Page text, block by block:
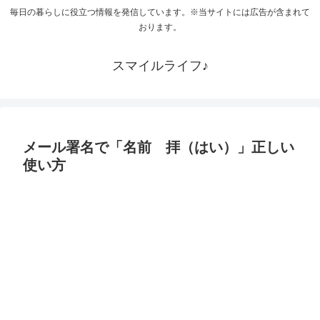
毎日の暮らしに役立つ情報を発信しています。※当サイトには広告が含まれて
おります。
スマイルライフ♪
メール署名で「名前 拝（はい）」正しい
使い方